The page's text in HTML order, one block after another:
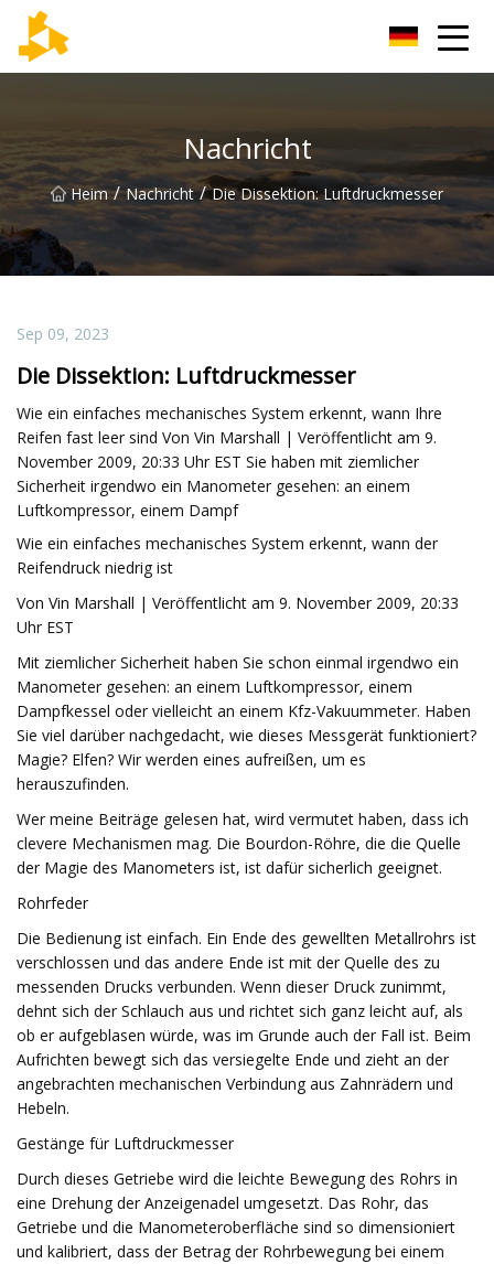
Nachricht
Heim / Nachricht / Die Dissektion: Luftdruckmesser
Sep 09, 2023
Die Dissektion: Luftdruckmesser
Wie ein einfaches mechanisches System erkennt, wann Ihre
Reifen fast leer sind Von Vin Marshall | Veröffentlicht am 9.
November 2009, 20:33 Uhr EST Sie haben mit ziemlicher
Sicherheit irgendwo ein Manometer gesehen: an einem
Luftkompressor, einem Dampf
Wie ein einfaches mechanisches System erkennt, wann der
Reifendruck niedrig ist
Von Vin Marshall | Veröffentlicht am 9. November 2009, 20:33
Uhr EST
Mit ziemlicher Sicherheit haben Sie schon einmal irgendwo ein
Manometer gesehen: an einem Luftkompressor, einem
Dampfkessel oder vielleicht an einem Kfz-Vakuummeter. Haben
Sie viel darüber nachgedacht, wie dieses Messgerät funktioniert?
Magie? Elfen? Wir werden eines aufreißen, um es
herauszufinden.
Wer meine Beiträge gelesen hat, wird vermutet haben, dass ich
clevere Mechanismen mag. Die Bourdon-Röhre, die die Quelle
der Magie des Manometers ist, ist dafür sicherlich geeignet.
Rohrfeder
Die Bedienung ist einfach. Ein Ende des gewellten Metallrohrs ist
verschlossen und das andere Ende ist mit der Quelle des zu
messenden Drucks verbunden. Wenn dieser Druck zunimmt,
dehnt sich der Schlauch aus und richtet sich ganz leicht auf, als
ob er aufgeblasen würde, was im Grunde auch der Fall ist. Beim
Aufrichten bewegt sich das versiegelte Ende und zieht an der
angebrachten mechanischen Verbindung aus Zahnrädern und
Hebeln.
Gestänge für Luftdruckmesser
Durch dieses Getriebe wird die leichte Bewegung des Rohrs in
eine Drehung der Anzeigenadel umgesetzt. Das Rohr, das
Getriebe und die Manometeroberfläche sind so dimensioniert
und kalibriert, dass der Betrag der Rohrbewegung bei einem